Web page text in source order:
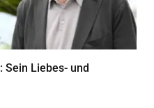
Sein Liebes- und